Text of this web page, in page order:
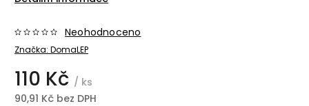
Značka: DomaLEP
Neohodnoceno
110 Kč / ks
90,91 Kč bez DPH